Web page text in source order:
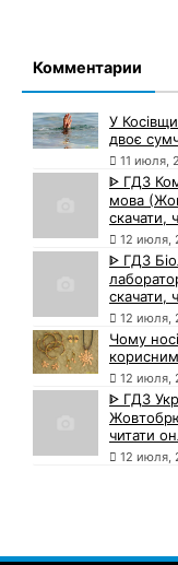
Комментарии
У
двоє
11 июля,
ᐈ ГДЗ
мова
скачати,
12 июля,
ᐈ ГДЗ
скачати,
12 июля,
Чому
корисним
12 июля,
ᐈ ГДЗ
читати
12 июля,